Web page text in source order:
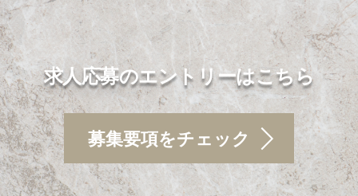
求人応募のエントリーはこちら
募集要項をチェック